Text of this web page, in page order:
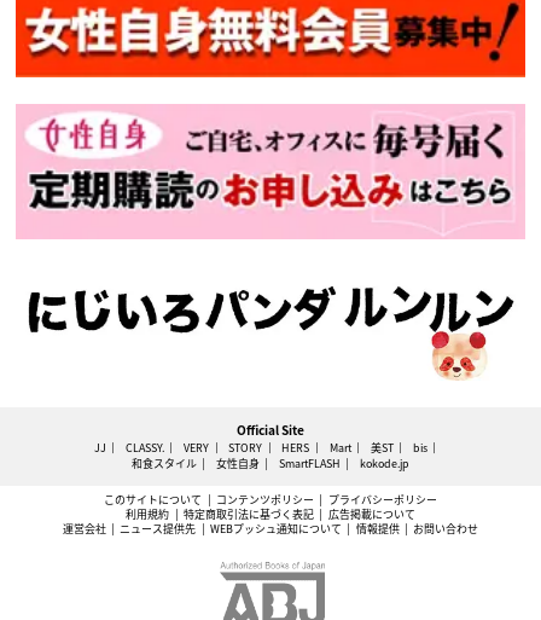
Official Site
JJ CLASSY. VERY STORY HERS Mart 美ST
bis
和食スタイル
女性自身 SmartFLASH kokode.jp
このサイトについて コンテンツポリシー
プライバシーポリシー
利用規約
特定商取引法に基づく表記
広告掲載について
運営会社
ニュース提供先 WEBプッシュ通知について 情報提供 お問い合わせ